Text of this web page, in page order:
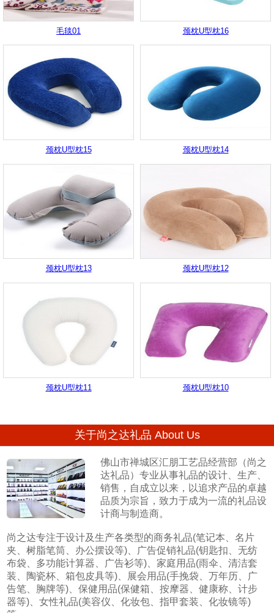
毛毯01 颈枕U型枕16
颈枕U型枕15 颈枕U型枕14
颈枕U型枕13 颈枕U型枕12
颈枕U型枕11 颈枕U型枕10
关于尚之达礼品 About Us
佛山市禅城区汇朋工艺品经营部（尚之
达礼品）专业从事礼品的设计、生产、
销售，自成立以来，以追求产品的卓越
品质为宗旨，致力于成为一流的礼品设
计商与制造商。
尚之达专注于设计及生产各类型的商务礼品(笔记本、名片
夹、树脂笔筒、办公摆设等)、广告促销礼品(钥匙扣、无纺
布袋、多功能计算器、广告衫等)、家庭用品(雨伞、清洁套
装、陶瓷杯、箱包皮具等)、展会用品(手挽袋、万年历、广
告笔、胸牌等)、保健用品(保健箱、按摩器、健康称、计步
器等)、女性礼品(美容仪、化妆包、指甲套装、化妆镜等)